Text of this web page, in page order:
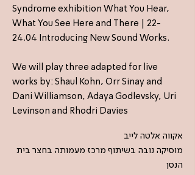
Syndrome exhibition What You Hear,
What You See Here and There | 22-
24.04 Introducing New Sound Works.
We will play three adapted for live
works by: Shaul Kohn, Orr Sinay and
Dani Williamson, Adaya Godlevsky, Uri
Levinson and Rhodri Davies
אקווה אלטה לייב
מוסיקה נובה בשיתוף מרכז מעמותה בחצר בית
הנסן